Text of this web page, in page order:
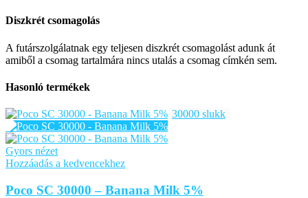
Diszkrét csomagolás
A futárszolgálatnak egy teljesen diszkrét csomagolást adunk át
amiből a csomag tartalmára nincs utalás a csomag címkén sem.
Hasonló termékek
30000 slukk
Gyors nézet
Hozzáadás a kedvencekhez
Poco SC 30000 – Banana Milk 5%